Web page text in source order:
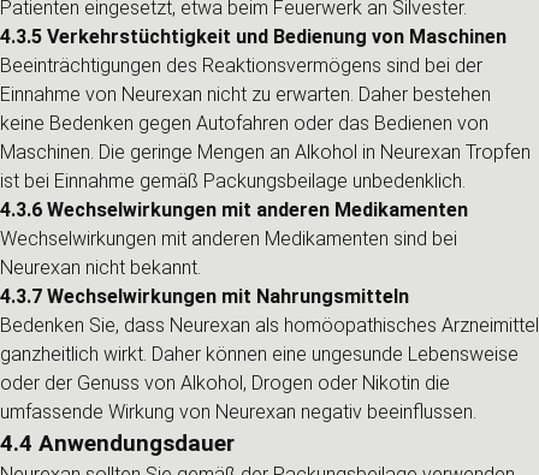
Patienten eingesetzt, etwa beim Feuerwerk an Silvester.
4.3.5 Verkehrstüchtigkeit und Bedienung von Maschinen
Beeinträchtigungen des Reaktionsvermögens sind bei der
Einnahme von Neurexan nicht zu erwarten. Daher bestehen
keine Bedenken gegen Autofahren oder das Bedienen von
Maschinen. Die geringe Mengen an Alkohol in Neurexan Tropfen
ist bei Einnahme gemäß Packungsbeilage unbedenklich.
4.3.6 Wechselwirkungen mit anderen Medikamenten
Wechselwirkungen mit anderen Medikamenten sind bei
Neurexan nicht bekannt.
4.3.7 Wechselwirkungen mit Nahrungsmitteln
Bedenken Sie, dass Neurexan als homöopathisches Arzneimittel
ganzheitlich wirkt. Daher können eine ungesunde Lebensweise
oder der Genuss von Alkohol, Drogen oder Nikotin die
umfassende Wirkung von Neurexan negativ beeinflussen.
4.4 Anwendungsdauer